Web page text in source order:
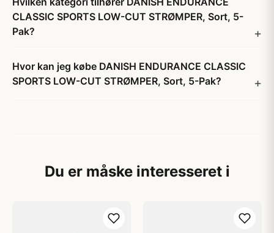
CLASSIC SPORTS LOW-CUT STRØMPER, Sort, 5-
Pak?
Hvor kan jeg købe DANISH ENDURANCE CLASSIC
SPORTS LOW-CUT STRØMPER, Sort, 5-Pak?
Du er måske interesseret i